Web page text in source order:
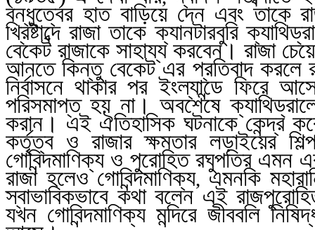
বন্ধুত্বের হাত বাড়িয়ে দেন এবং তাকে
খ্রিষ্টাব্দে রাজা তাকে ক্যানটারবুরি
বেকেট রাজাকে সাহায্য করবেন। রাজা
আনতে কিন্তু বেকেট এর প্রতিবাদ করলে
নির্বাসনে থাকার পর ইংল্যান্ডে ফিরে
পরিসমাপ্ত হয় না। অবশেষে
করান। এই ঐতিহাসিক ঘটনাকে কেন্দ্র
কর্তৃত্ব ও রাজার ক্ষমতার লড়াইয়ের
গোবিন্দমাণিক্য ও পুরোহিত রঘুপতির এমন
রাজা হলেও গোবিন্দমাণিক্য,এমনকি
স্বাভাবিকভাবে কথা বলেন এই
যখন গোবিন্দমাণিক্য মন্দিরে জীববলি